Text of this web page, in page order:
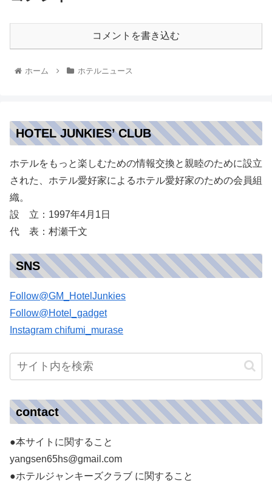
コメントを書き込む
ホーム ホテルニュース
HOTEL JUNKIES’ CLUB
ホテルをもっと楽しむための情報交換と親睦のために設立
された、ホテル愛好家によるホテル愛好家のための会員組
織。
設 立：1997年4月1日
代 表：村瀬千文
SNS
Follow@GM_HotelJunkies
Follow@Hotel_gadget
Instagram chifumi_murase
contact
●本サイトに関すること
yangsen65hs@gmail.com
●ホテルジャンキーズクラブ に関すること